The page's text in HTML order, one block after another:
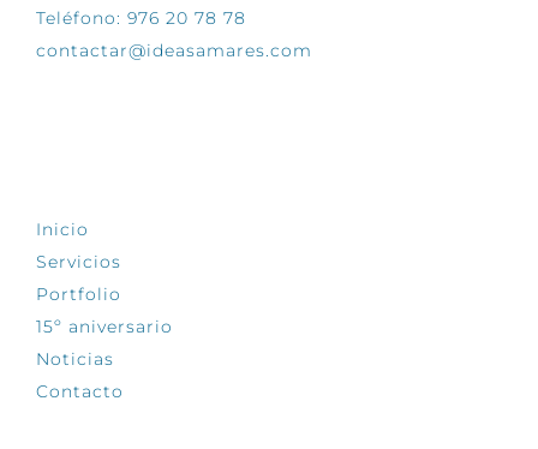
Teléfono: 976 20 78 78
contactar@ideasamares.com
Inicio
Servicios
Portfolio
15º aniversario
Noticias
Contacto